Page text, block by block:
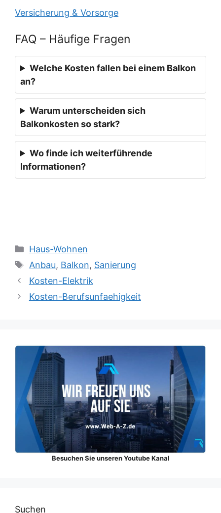
Versicherung & Vorsorge
FAQ – Häufige Fragen
Welche Kosten fallen bei einem Balkon
an?
Warum unterscheiden sich
Balkonkosten so stark?
Wo finde ich weiterführende
Informationen?
Kategorien
Haus-Wohnen
Schlagwörter
Anbau, Balkon, Sanierung
Kosten-Elektrik
Kosten-Berufsunfaehigkeit
Besuchen Sie unseren Youtube Kanal
Suchen